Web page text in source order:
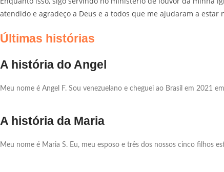
atendido e agradeço a Deus e a todos que me ajudaram a estar
Últimas histórias
A história do Angel
Meu nome é Angel F. Sou venezuelano e cheguei ao Brasil em 2021
A história da Maria
Meu nome é Maria S. Eu, meu esposo e três dos nossos cinco filhos